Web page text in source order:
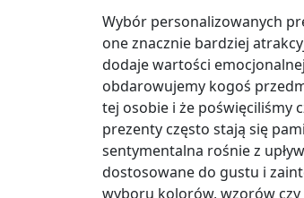
Wybór personalizowanych
one znacznie bardziej
dodaje wartości
obdarowujemy kogoś
tej osobie i że poświęciliśmy
prezenty często stają się
sentymentalna rośnie z
dostosowane do gustu i
wyboru kolorów, wzorów